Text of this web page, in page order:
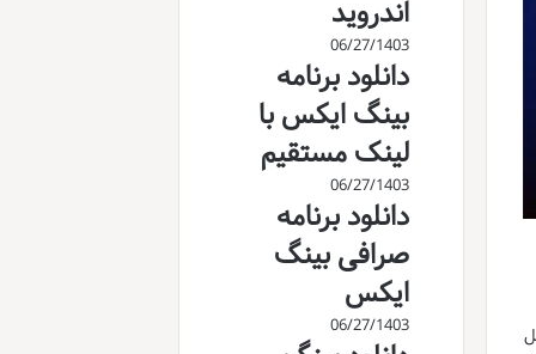
اندروید
06/27/1403
دانلود برنامه
بینگ ایکس با
لینک مستقیم
06/27/1403
دانلود برنامه
صرافی بینگ
ایکس
06/27/1403